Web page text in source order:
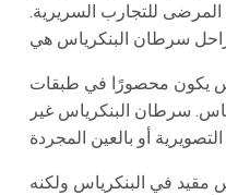
للتجارب السريرية.
يكون محصورًا في طبقات
سرطان البنكرياس غير
مقيد في البنكرياس ولكنه